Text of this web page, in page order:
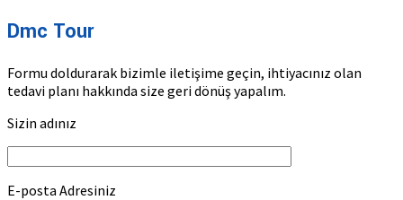
Dmc Tour
Formu doldurarak bizimle iletişime geçin, ihtiyacınız olan
tedavi planı hakkında size geri dönüş yapalım.
Sizin adınız
E-posta Adresiniz